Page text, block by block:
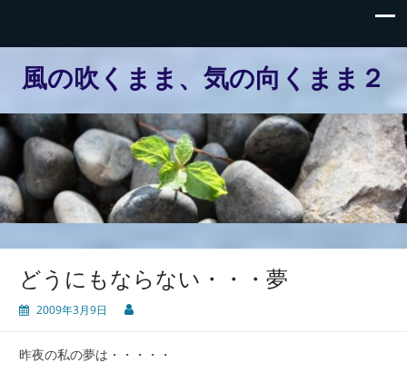
風の吹くまま、気の向くまま２
どうにもならない・・・夢
2009年3月9日
昨夜の私の夢は・・・・・